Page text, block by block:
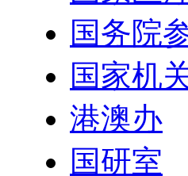
国务院
国家机
港澳办
国研室